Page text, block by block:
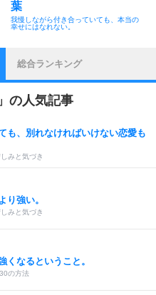
葉
我慢しながら付き合っていても、本当の
幸せにはなれない。
総合ランキング
」の人気記事
も、別れなければいけない恋愛も
みと気づき
り強い。
みと気づき
くなるということ。
の方法